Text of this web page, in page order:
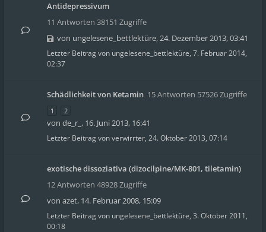
Antidepressivum
11 Antworten 38151 Zugriffe
von ungelesene_bettlektüre,24. Dezember 2013, 03:41
Letzter Beitrag von ungelesene_bettlektüre, 7. Februar 2014,
02:37
Schädlichkeit von Ketamin 15 Antworten 57526 Zugriffe
1 2
von de_r_ , 16. Juni 2013, 16:41
Letzter Beitrag vonverwirrter, 24. Oktober 2013, 07:14
exotische dissoziativa (dizocilpine/MK-801, tiletamin)
12 Antworten 48928 Zugriffe
von azet, 14. Februar 2008, 15:09
Letzter Beitrag von ungelesene_bettlektüre, 3. Oktober 2011,
00:18